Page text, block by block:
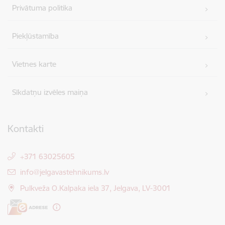
Privātuma politika
Piekļūstamība
Vietnes karte
Sīkdatņu izvēles maiņa
Kontakti
+371 63025605
E-pasts:
info@jelgavastehnikums.lv
Pulkveža O.Kalpaka iela 37, Jelgava, LV-3001